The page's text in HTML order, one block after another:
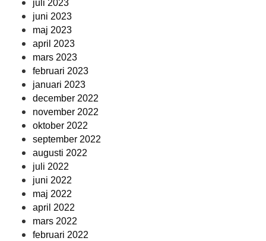
juli 2023
juni 2023
maj 2023
april 2023
mars 2023
februari 2023
januari 2023
december 2022
november 2022
oktober 2022
september 2022
augusti 2022
juli 2022
juni 2022
maj 2022
april 2022
mars 2022
februari 2022